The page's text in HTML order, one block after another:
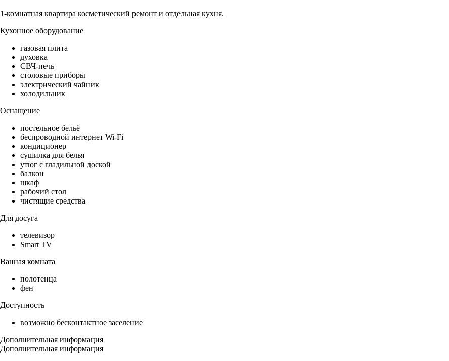
1-комнатная квартира косметический ремонт и отдельная кухня.
Кухонное оборудование
газовая плита
духовка
СВЧ-печь
столовые приборы
электрический чайник
холодильник
Оснащение
постельное бельё
беспроводной интернет Wi-Fi
кондиционер
сушилка для белья
утюг с гладильной доской
балкон
шкаф
рабочий стол
чистящие средства
Для досуга
телевизор
Smart TV
Ванная комната
полотенца
фен
Доступность
возможно бесконтактное заселение
Дополнительная информация
Дополнительная информация